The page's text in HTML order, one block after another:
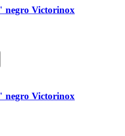
negro Victorinox
negro Victorinox